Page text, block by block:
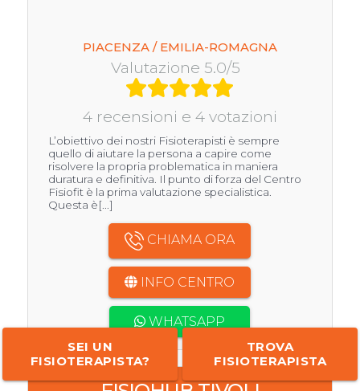
PIACENZA / EMILIA-ROMAGNA
Valutazione 5.0/5
4 recensioni e 4 votazioni
L’obiettivo dei nostri Fisioterapisti è sempre
quello di aiutare la persona a capire come
risolvere la propria problematica in maniera
duratura e definitiva. Il punto di forza del Centro
Fisiofit è la prima valutazione specialistica.
Questa è[...]
CHIAMA ORA
INFO CENTRO
WHATSAPP
SEI UN
FISIOTERAPISTA?
TROVA
FISIOTERAPISTA